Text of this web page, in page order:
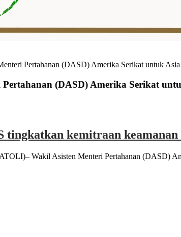
Pertahanan (DASD) Amerika Serikat untuk Asia
(DASD) Amerika Serikat
tingkatkan kemitraan
Wakil Asisten Menteri Pertahanan (DASD)